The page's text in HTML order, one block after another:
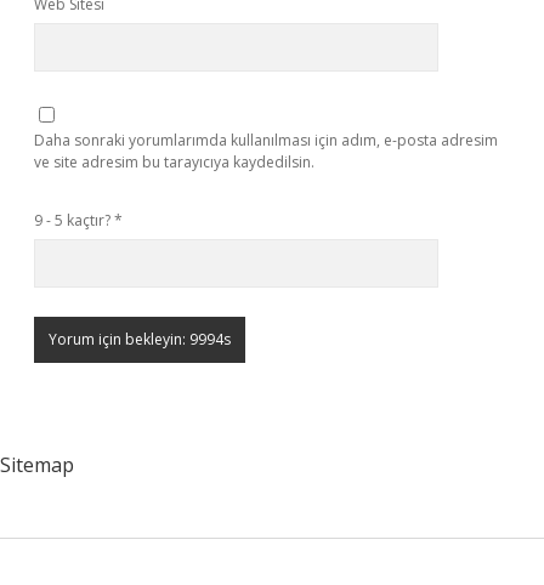
Web Sitesi
Daha sonraki yorumlarımda kullanılması için adım, e-posta adresim
ve site adresim bu tarayıcıya kaydedilsin.
9 - 5 kaçtır?*
Sitemap